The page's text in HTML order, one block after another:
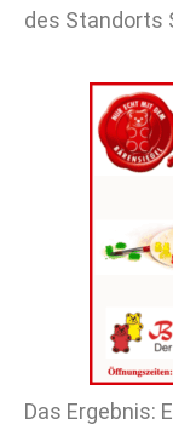
des Standorts
Das Ergebnis: